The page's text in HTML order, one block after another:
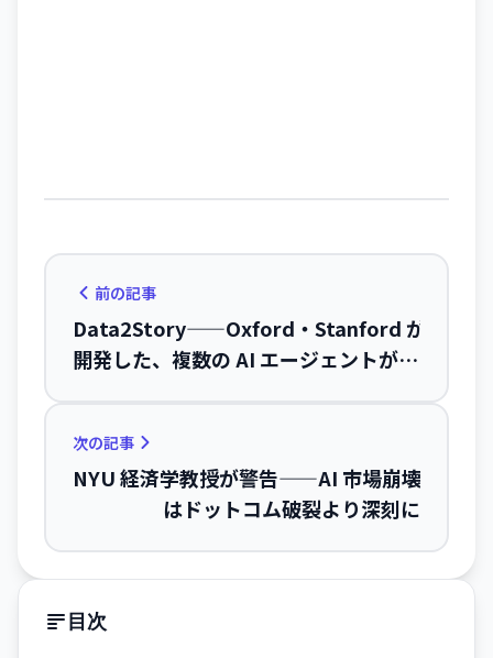
前の記事
Data2Story——Oxford・Stanford が
開発した、複数の AI エージェントが
次の記事
NYU 経済学教授が警告——AI 市場崩壊
はドットコム破裂より深刻に
目次